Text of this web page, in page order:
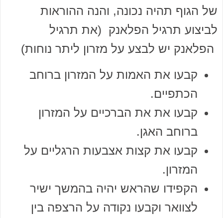
של הגוף תהיה נכונה, והנה ההוראות
לביצוע תרגיל הפלאנק (את תרגיל
הפלאנק יש לבצע על מזרון ליתר נוחות)
קבעו את האמות על המזרון ברוחב
הכתפיים.
קבעו את את הברכיים על המזרון
ברוחב האגן.
קבעו את קצות אצבעות הרגליים על
המזרון.
הקפידו שהראש יהיה בהמשך ישיר
לצוואר וקבעו נקודה על הרצפה בין